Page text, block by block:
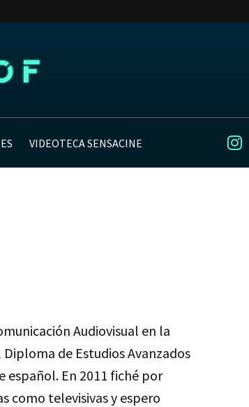
VIDEOTECA SENSACINE
Audiovisual en la
de Estudios Avanzados
En 2011 fiché por
como televisivas y espero